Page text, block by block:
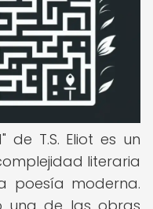
de T.S. Eliot es un
literaria
poesía moderna.